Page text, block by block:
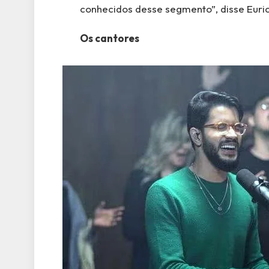
conhecidos desse segmento”, disse
Os cantores